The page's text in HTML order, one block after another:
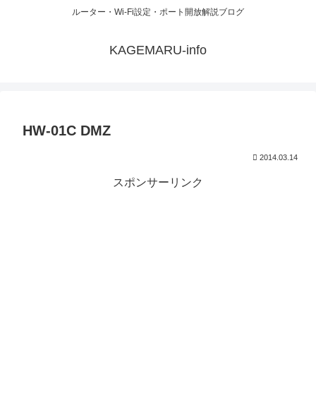
ルーター・Wi-Fi設定・ポート開放解説ブログ
KAGEMARU-info
HW-01C DMZ
2014.03.14
スポンサーリンク